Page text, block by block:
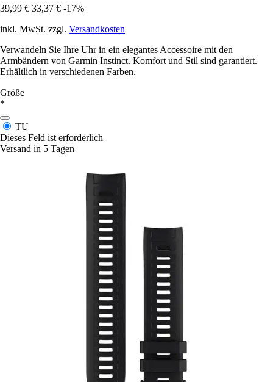
39,99 € 33,37 € -17%
inkl. MwSt. zzgl. Versandkosten
Verwandeln Sie Ihre Uhr in ein elegantes Accessoire mit den
Armbändern von Garmin Instinct. Komfort und Stil sind garantiert.
Erhältlich in verschiedenen Farben.
Größe
*
TU
Dieses Feld ist erforderlich
Versand in 5 Tagen